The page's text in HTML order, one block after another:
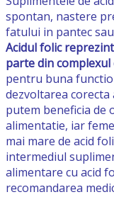
spontan, nastere
fatului in pantec
Acidul folic
parte din complexul
pentru buna
dezvoltarea
putem beneficia de
alimentatie, iar
mai mare de acid
intermediul
alimentare cu acid
recomandarea